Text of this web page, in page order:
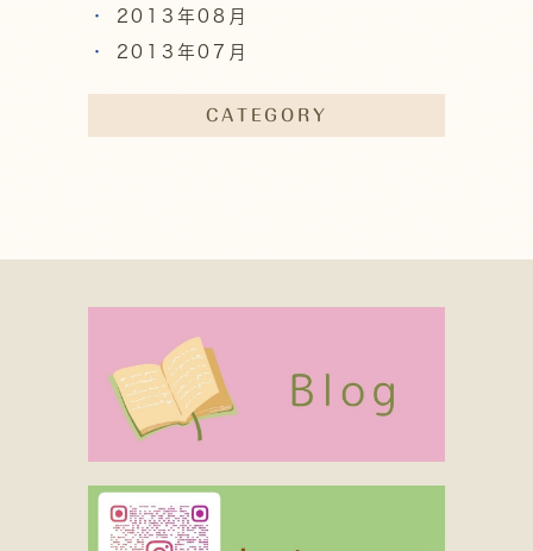
2013年08月
2013年07月
CATEGORY